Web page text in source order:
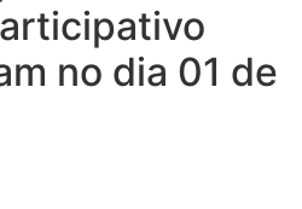
no dia 01 de